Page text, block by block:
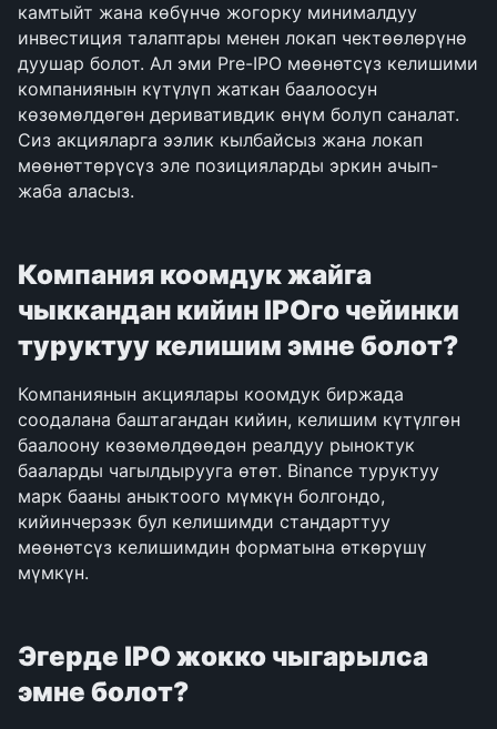
камтыйт жана көбүнчө жогорку минималдуу
инвестиция талаптары менен локап чектөөлөрүнө
дуушар болот. Ал эми Pre-IPO мөөнөтсүз келишими
компаниянын күтүлүп жаткан баалоосун
көзөмөлдөгөн деривативдик өнүм болуп саналат.
Сиз акцияларга ээлик кылбайсыз жана локап
мөөнөттөрүсүз эле позицияларды эркин ачып-
жаба аласыз.
Компания коомдук жайга
чыккандан кийин IPOго чейинки
туруктуу келишим эмне болот?
Компаниянын акциялары коомдук биржада
соодалана баштагандан кийин, келишим күтүлгөн
баалоону көзөмөлдөөдөн реалдуу рыноктук
бааларды чагылдырууга өтөт. Binance туруктуу
марк бааны аныктоого мүмкүн болгондо,
кийинчерээк бул келишимди стандарттуу
мөөнөтсүз келишимдин форматына өткөрүшү
мүмкүн.
Эгерде IPO жокко чыгарылса
эмне болот?